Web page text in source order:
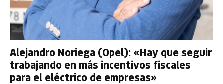
Alejandro Noriega (Opel): «Hay que seguir
trabajando en más incentivos fiscales
para el eléctrico de empresas»